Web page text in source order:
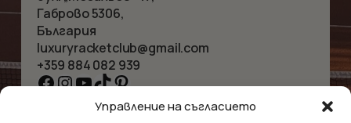
Управление на съгласието
Габрово 5306,
България
luxuryracketclub@gmail.com
+359 884 082 939
Facebook
Instagram
YouTube
TikTok
Pinterest